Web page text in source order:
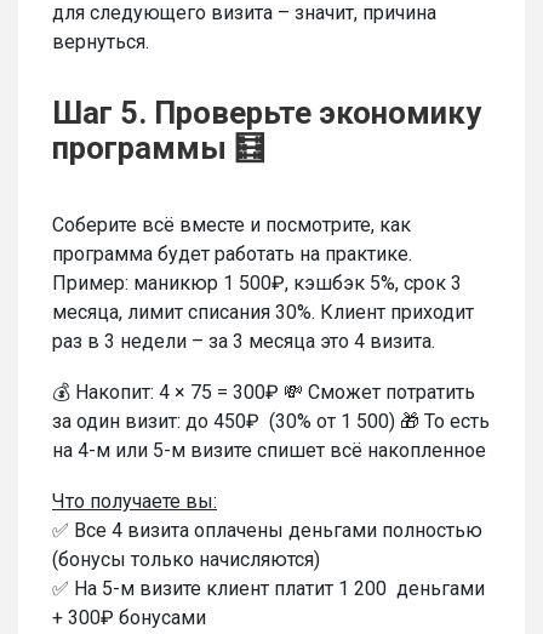
для следующего визита – значит, причина
вернуться.
Шаг 5. Проверьте экономику
программы 🧮
Соберите всё вместе и посмотрите, как
программа будет работать на практике.
Пример: маникюр 1 500₽, кэшбэк 5%, срок 3
месяца, лимит списания 30%. Клиент приходит
раз в 3 недели – за 3 месяца это 4 визита.
💰 Накопит: 4 × 75 = 300₽ 💸 Сможет потратить
за один визит: до 450₽ (30% от 1 500) 🎁 То есть
на 4-м или 5-м визите спишет всё накопленное
Что получаете вы:
✅ Все 4 визита оплачены деньгами полностью
(бонусы только начисляются)
✅ На 5-м визите клиент платит 1 200 деньгами
+ 300₽ бонусами